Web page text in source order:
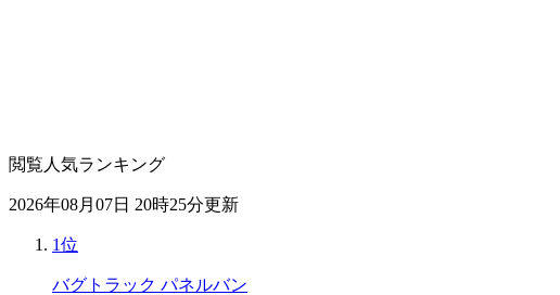
閲覧人気ランキング
2026年08月07日 20時25分更新
1位
バグトラック パネルバン